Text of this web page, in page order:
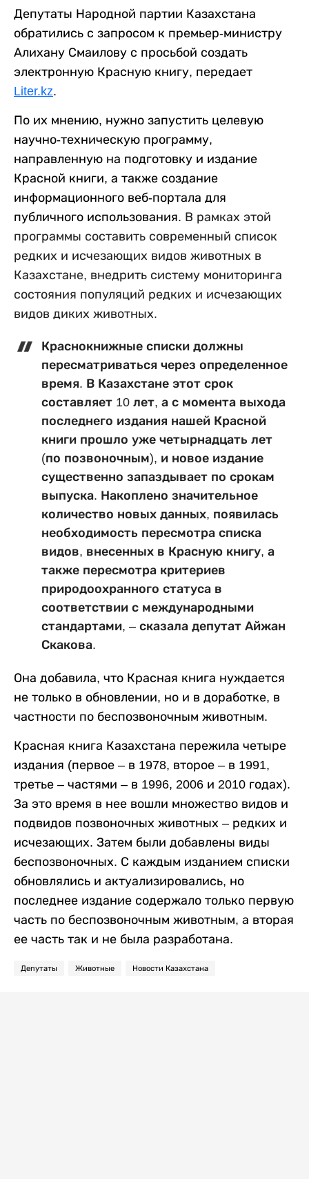
Депутаты Народной партии Казахстана
обратились с запросом к премьер-министру
Алихану Смаилову с просьбой создать
электронную Красную книгу, передает
Liter.kz.
По их мнению, нужно запустить целевую
научно-техническую программу,
направленную на подготовку и издание
Красной книги, а также создание
информационного веб-портала для
публичного использования. В рамках этой
программы составить современный список
редких и исчезающих видов животных в
Казахстане, внедрить систему мониторинга
состояния популяций редких и исчезающих
видов диких животных.
Краснокнижные списки должны
пересматриваться через определенное
время. В Казахстане этот срок
составляет 10 лет, а с момента выхода
последнего издания нашей Красной
книги прошло уже четырнадцать лет
(по позвоночным), и новое издание
существенно запаздывает по срокам
выпуска. Накоплено значительное
количество новых данных, появилась
необходимость пересмотра списка
видов, внесенных в Красную книгу, а
также пересмотра критериев
природоохранного статуса в
соответствии с международными
стандартами, – сказала депутат Айжан
Скакова.
Она добавила, что Красная книга нуждается
не только в обновлении, но и в доработке, в
частности по беспозвоночным животным.
Красная книга Казахстана пережила четыре
издания (первое – в 1978, второе – в 1991,
третье – частями – в 1996, 2006 и 2010 годах).
За это время в нее вошли множество видов и
подвидов позвоночных животных – редких и
исчезающих. Затем были добавлены виды
беспозвоночных. С каждым изданием списки
обновлялись и актуализировались, но
последнее издание содержало только первую
часть по беспозвоночным животным, а вторая
ее часть так и не была разработана.
Депутаты Животные Новости Казахстана